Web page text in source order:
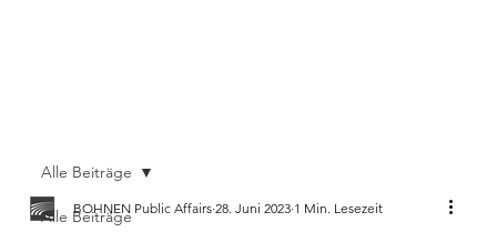
Alle Beiträge
Alle Beiträge
BOHNEN Public Affairs 28. Juni 2023 1 Min. Lesezeit